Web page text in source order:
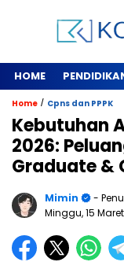
HOME
Home / Cpns dan PPPK
Kebutuhan
2026:
Graduate &
Mimin
-
Minggu, 15